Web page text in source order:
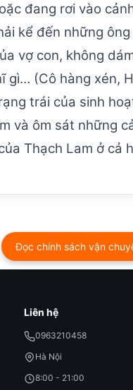
đang rơi vào
kể đến những
vợ con, không
gì… (Cô hàng xén,
trái của sinh
và ôm sát những
Thạch Lam ở cả
Đọc chính sách vận
Liên hệ
0963210458
Hà Nội
8:00 - 21:00